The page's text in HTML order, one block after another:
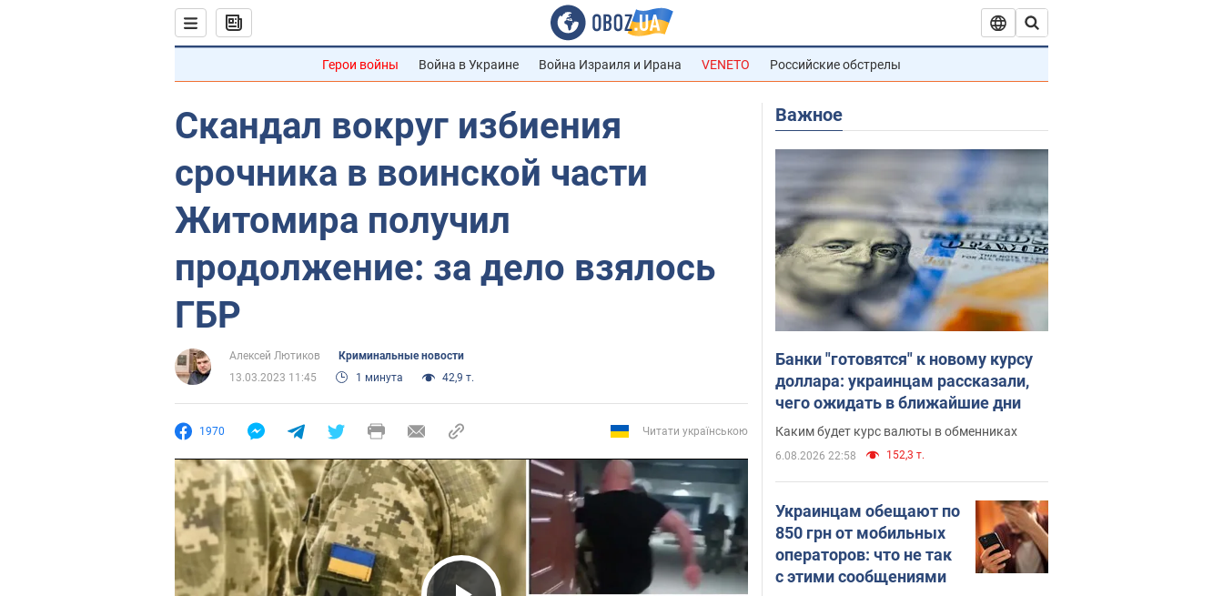
Герои войны Война в Украине Война Израиля и Ирана VENETO Российские обстрелы
Скандал вокруг избиения
срочника в воинской части
Житомира получил
продолжение: за дело взялось
ГБР
Алексей Лютиков
Криминальные новости
13.03.2023 11:45
1 минута 42,9 т.
1970 Читати українською
Важное
Банки "готовятся" к новому курсу
доллара: украинцам рассказали,
чего ожидать в ближайшие дни
Каким будет курс валюты в обменниках
6.08.2026 22:58 152,3 т.
Украинцам обещают по
850 грн от мобильных
операторов: что не так
с этими сообщениями